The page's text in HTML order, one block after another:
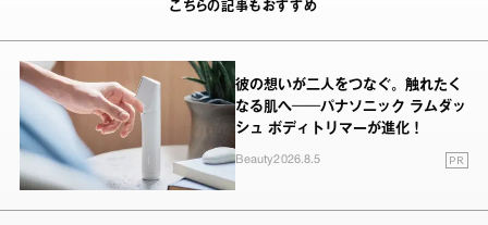
こちらの記事もおすすめ
彼の想いが二人をつなぐ。触れたく
なる肌へ──パナソニック ラムダッ
シュ ボディトリマーが進化！
Beauty2026.8.5 PR